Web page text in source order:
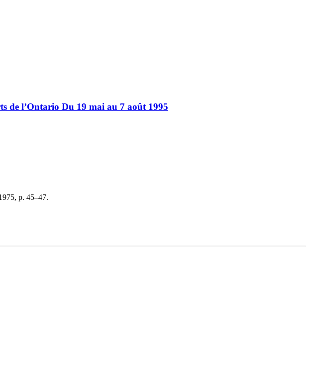
de l’Ontario Du 19 mai au 7 août 1995
p. 45–47.